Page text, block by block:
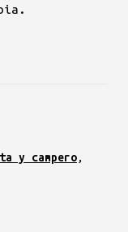
y campero,